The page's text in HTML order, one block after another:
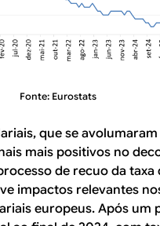
Fonte: Eurostats
que se avolumaram
mais positivos no
de recuo da taxa
impactos relevantes
europeus. Após um